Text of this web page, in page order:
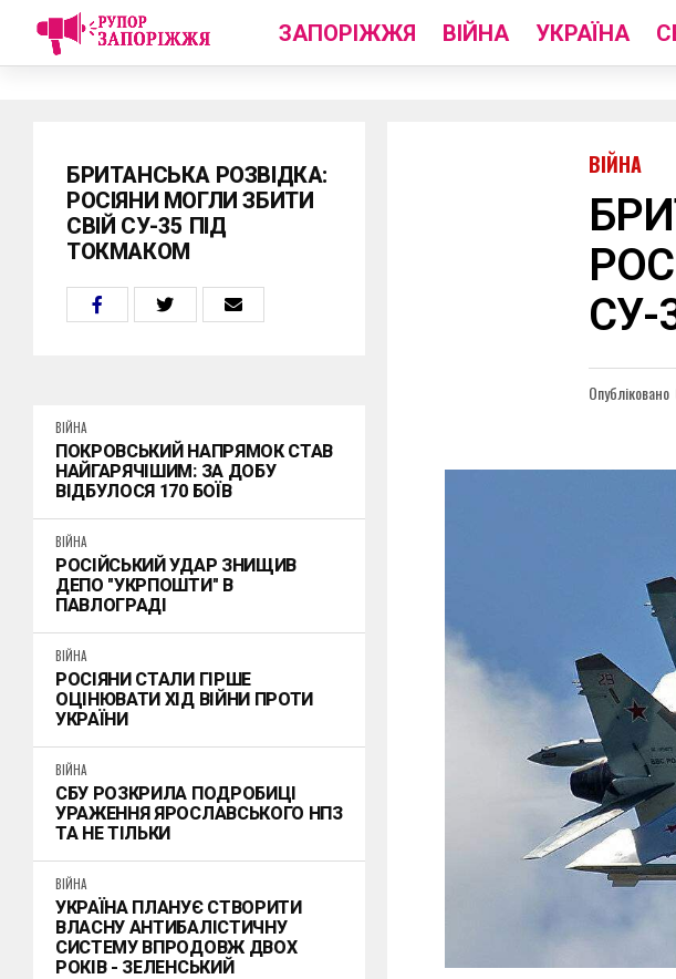
ЗАПОРІЖЖЯ ВІЙНА УКРАЇНА
БРИТАНСЬКА РОЗВІДКА:
РОСІЯНИ МОГЛИ ЗБИТИ
СВІЙ СУ-35 ПІД
ТОКМАКОМ
ВІЙНА
ПОКРОВСЬКИЙ НАПРЯМОК СТАВ
НАЙГАРЯЧІШИМ: ЗА ДОБУ
ВІДБУЛОСЯ 170 БОЇВ
ВІЙНА
РОСІЙСЬКИЙ УДАР ЗНИЩИВ
ДЕПО "УКРПОШТИ" В
ПАВЛОГРАДІ
ВІЙНА
РОСІЯНИ СТАЛИ ГІРШЕ
ОЦІНЮВАТИ ХІД ВІЙНИ ПРОТИ
УКРАЇНИ
ВІЙНА
СБУ РОЗКРИЛА ПОДРОБИЦІ
УРАЖЕННЯ ЯРОСЛАВСЬКОГО НПЗ
ТА НЕ ТІЛЬКИ
ВІЙНА
УКРАЇНА ПЛАНУЄ СТВОРИТИ
ВЛАСНУ АНТИБАЛІСТИЧНУ
СИСТЕМУ ВПРОДОВЖ ДВОХ
РОКІВ - ЗЕЛЕНСЬКИЙ
ВІЙНА
СУ-
Опубліковано